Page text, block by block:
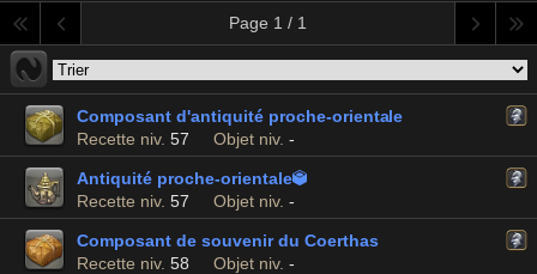
Page 1 / 1
Composant d'antiquité proche-orientale
Recette niv. 57 Objet niv. -
Antiquité proche-orientale
Recette niv. 57 Objet niv. -
Composant de souvenir du Coerthas
Recette niv. 58 Objet niv. -